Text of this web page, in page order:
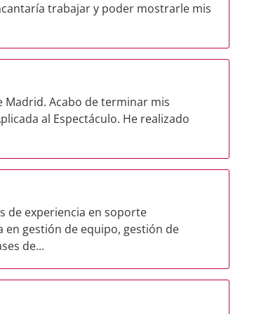
trabajar y poder mostrarle mis
Madrid. Acabo de terminar mis
al Espectáculo. He realizado
de experiencia en soporte
en gestión de equipo, gestión de
de...